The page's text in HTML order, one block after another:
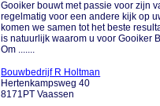
Gooiker bouwt met passie voor zijn
regelmatig voor een andere kijk op
komen we samen tot het beste
is natuurlijk waarom u voor Gooiker
Om .......
Bouwbedrijf R Holtman
Hertenkampsweg 40
8171PT Vaassen